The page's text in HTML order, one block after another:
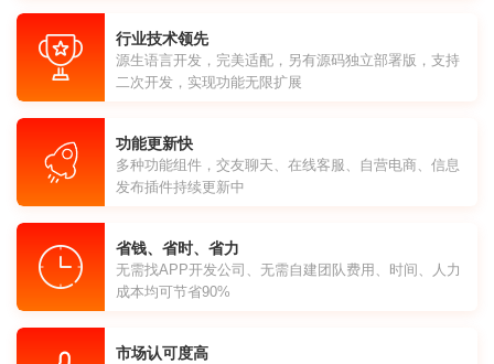
行业技术领先
源生语言开发，完美适配，另有源码独立部署版，支持
二次开发，实现功能无限扩展
功能更新快
多种功能组件，交友聊天、在线客服、自营电商、信息
发布插件持续更新中
省钱、省时、省力
无需找APP开发公司、无需自建团队费用、时间、人力
成本均可节省90%
市场认可度高